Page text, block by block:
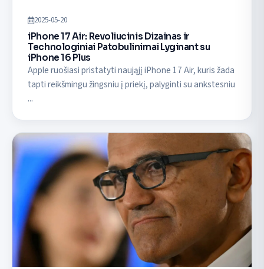
2025-05-20
iPhone 17 Air: Revoliucinis Dizainas ir
Technologiniai Patobulinimai Lyginant su
iPhone 16 Plus
Apple ruošiasi pristatyti naująjį iPhone 17 Air, kuris žada
tapti reikšmingu žingsniu į priekį, palyginti su ankstesniu
...